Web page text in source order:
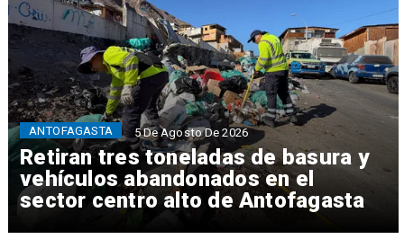
Retiran tres toneladas de basura y
vehículos abandonados en el
sector centro alto de Antofagasta
ANTOFAGASTA 5 De Agosto De 2026